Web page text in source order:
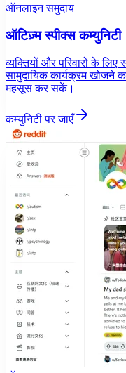
ऑनलाइन समुदाय
ऑटिज़्म स्पीक्स कम्युनिटी
व्यक्तियों और परिवारों के
सामुदायिक कार्यक्रम
महसूस कर सकें।
कम्युनिटी पर जाएँ